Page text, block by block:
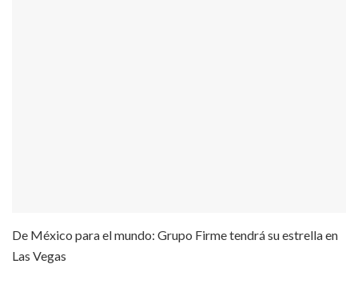
De México para el mundo: Grupo Firme tendrá su estrella en
Las Vegas